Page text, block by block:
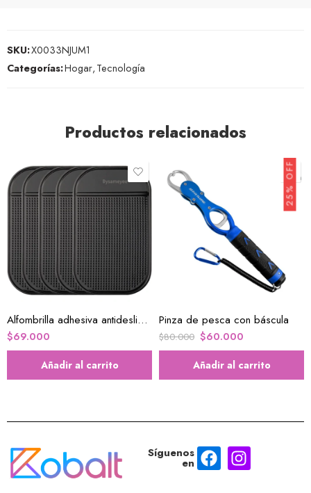
SKU:X0033NJUM1
Categorías:Hogar,Tecnología
Productos relacionados
Alfombrilla adhesiva antideslizante para salpicadero de coche
$69.000
Añadir al carrito
25% OFF
Pinza de pesca con báscula
$80.000 $60.000
Añadir al carrito
Síguenos
en